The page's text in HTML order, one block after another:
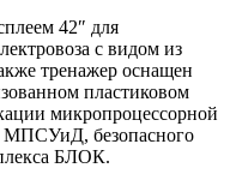
42″ для
с видом из
тренажер оснащен
пластиковом
микропроцессорной
МПСУиД, безопасного
БЛОК.